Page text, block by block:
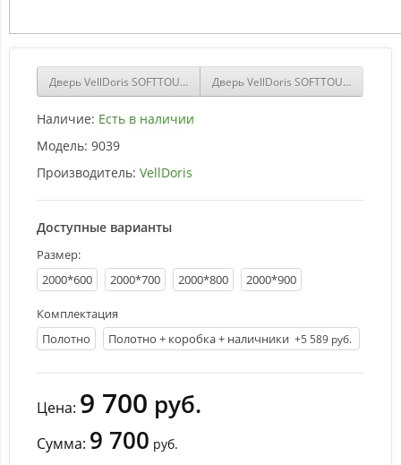
Дверь VellDoris SOFTTOUCH PREMIER 8 Ясень капучино
Дверь VellDoris SOFTTOUCH
Наличие: Есть в наличии
Модель: 9039
Производитель: VellDoris
Доступные варианты
Размер:
2000*600
2000*700 2000*800 2000*900
Комплектация
Полотно
Полотно + коробка + наличники +5 589 руб.
Цена: 9 700 руб.
Сумма: 9 700 руб.